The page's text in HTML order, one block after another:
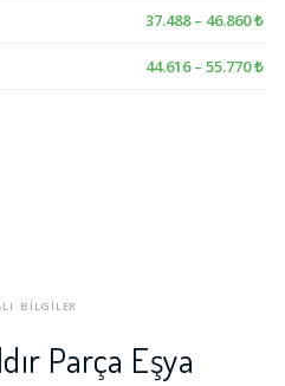
37.488 – 46.860 ₺
44.616 – 55.770 ₺
BİLGİLER
Parça Eşya